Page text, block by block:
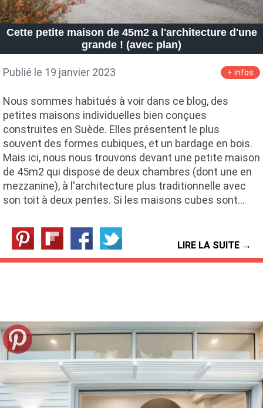
Maison Et Appartement Vintage
On Décode La Déco
Petite Surface
Piscine Question De Style
Renovation
Revue De Week End
Tiny House
Cette petite maison de 45m2 a l'architecture d'une
grande ! (avec plan)
Publié le 19 janvier 2023 + infos
Nous sommes habitués à voir dans ce blog, des
petites maisons individuelles bien conçues
construites en Suède. Elles présentent le plus
souvent des formes cubiques, et un bardage en bois.
Mais ici, nous nous trouvons devant une petite maison
de 45m2 qui dispose de deux chambres (dont une en
mezzanine), à l'architecture plus traditionnelle avec
son toit à deux pentes. Si les maisons cubes sont…
LIRE LA SUITE →